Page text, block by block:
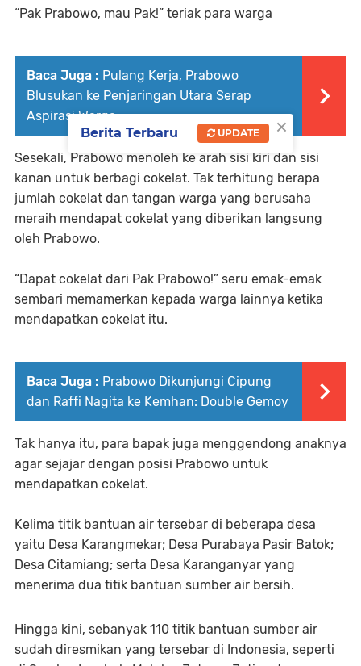
“Pak Prabowo, mau Pak!” teriak para warga
Baca Juga : Pulang Kerja, Prabowo
Blusukan ke Penjaringan Utara Serap
Aspirasi Warga
Sesekali, Prabowo menoleh ke arah sisi kiri dan sisi
kanan untuk berbagi cokelat. Tak terhitung berapa
jumlah cokelat dan tangan warga yang berusaha
meraih mendapat cokelat yang diberikan langsung
oleh Prabowo.
“Dapat cokelat dari Pak Prabowo!” seru emak-emak
sembari memamerkan kepada warga lainnya ketika
mendapatkan cokelat itu.
Baca Juga : Prabowo Dikunjungi Cipung
dan Raffi Nagita ke Kemhan: Double Gemoy
Tak hanya itu, para bapak juga menggendong anaknya
agar sejajar dengan posisi Prabowo untuk
mendapatkan cokelat.
Kelima titik bantuan air tersebar di beberapa desa
yaitu Desa Karangmekar; Desa Purabaya Pasir Batok;
Desa Citamiang; serta Desa Karanganyar yang
menerima dua titik bantuan sumber air bersih.
Hingga kini, sebanyak 110 titik bantuan sumber air
sudah diresmikan yang tersebar di Indonesia, seperti
×
Berita Terbaru UPDATE